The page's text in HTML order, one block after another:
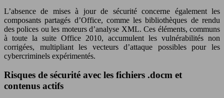
L’absence de mises à jour de sécurité concerne également les
composants partagés d’Office, comme les bibliothèques de rendu
des polices ou les moteurs d’analyse XML. Ces éléments, communs
à toute la suite Office 2010, accumulent les vulnérabilités non
corrigées, multipliant les vecteurs d’attaque possibles pour les
cybercriminels expérimentés.
Risques de sécurité avec les fichiers .docm et
contenus actifs